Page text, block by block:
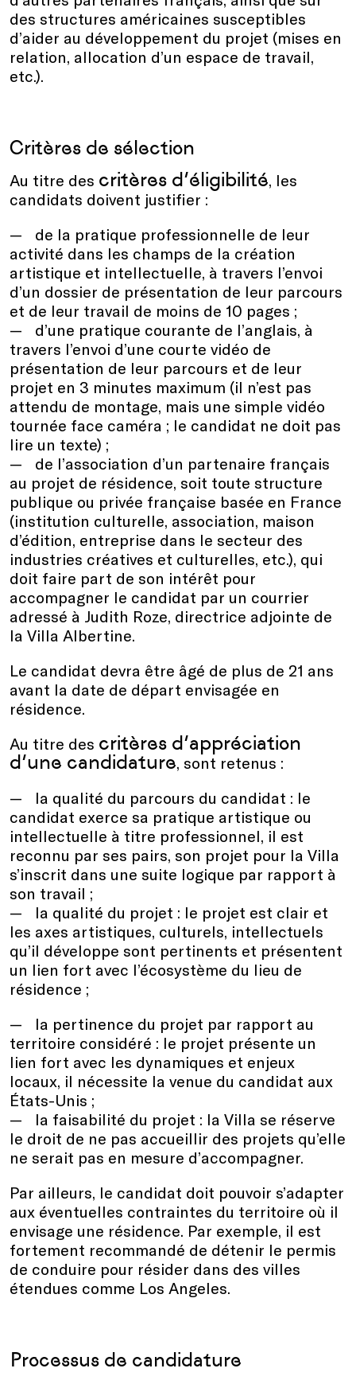
des structures américaines susceptibles
d’aider au développement du projet (mises en
relation, allocation d’un espace de travail,
etc.).
Critères de sélection
Au titre des critères d’éligibilité, les
candidats doivent justifier :
de la pratique professionnelle de leur
activité dans les champs de la création
artistique et intellectuelle, à travers l’envoi
d’un dossier de présentation de leur parcours
et de leur travail de moins de 10 pages ;
d’une pratique courante de l’anglais, à
travers l’envoi d’une courte vidéo de
présentation de leur parcours et de leur
projet en 3 minutes maximum (il n’est pas
attendu de montage, mais une simple vidéo
tournée face caméra ; le candidat ne doit pas
lire un texte) ;
de l’association d’un partenaire français
au projet de résidence, soit toute structure
publique ou privée française basée en France
(institution culturelle, association, maison
d’édition, entreprise dans le secteur des
industries créatives et culturelles, etc.), qui
doit faire part de son intérêt pour
accompagner le candidat par un courrier
adressé à Judith Roze, directrice adjointe de
la Villa Albertine.
Le candidat devra être âgé de plus de 21 ans
avant la date de départ envisagée en
résidence.
Au titre des critères d’appréciation
d’une candidature, sont retenus :
la qualité du parcours du candidat : le
candidat exerce sa pratique artistique ou
intellectuelle à titre professionnel, il est
reconnu par ses pairs, son projet pour la Villa
s’inscrit dans une suite logique par rapport à
son travail ;
la qualité du projet : le projet est clair et
les axes artistiques, culturels, intellectuels
qu’il développe sont pertinents et présentent
un lien fort avec l’écosystème du lieu de
résidence ;
la pertinence du projet par rapport au
territoire considéré : le projet présente un
lien fort avec les dynamiques et enjeux
locaux, il nécessite la venue du candidat aux
États-Unis ;
la faisabilité du projet : la Villa se réserve
le droit de ne pas accueillir des projets qu’elle
ne serait pas en mesure d’accompagner.
Par ailleurs, le candidat doit pouvoir s’adapter
aux éventuelles contraintes du territoire où il
envisage une résidence. Par exemple, il est
fortement recommandé de détenir le permis
de conduire pour résider dans des villes
étendues comme Los Angeles.
Processus de candidature